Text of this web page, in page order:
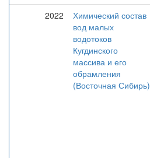
2022
Химический состав
вод малых
водотоков
Кугдинского
массива и его
обрамления
(Восточная Сибирь)